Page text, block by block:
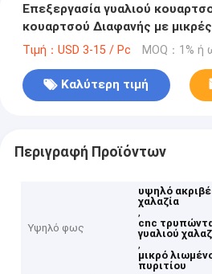
Επεξεργασία γυαλιού
κουαρτσού Διαφανής με
Τιμή：USD 3-15 / Pc MOQ：1% ή
Καλύτερη τιμή
Περιγραφή Προϊόντων
Υψηλό φως
υψηλό
χαλαζία
,
cnc
γυαλιού
,
μικρό
πυριτίου